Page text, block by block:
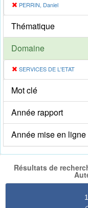
PERRIN, Daniel
Thématique
Domaine
SERVICES DE L'ETAT
Mot clé
Année rapport
Année mise en ligne
Résultats de